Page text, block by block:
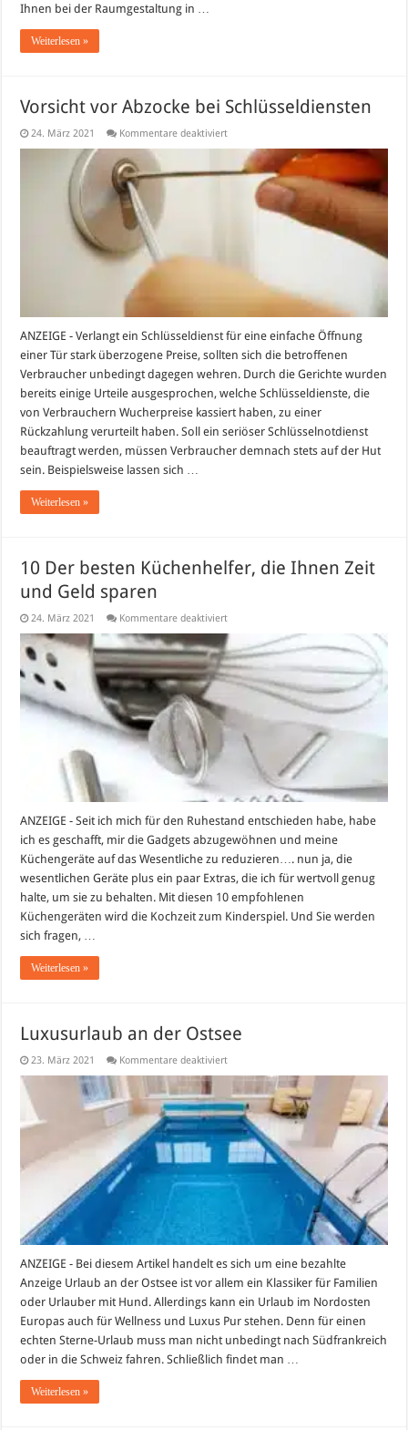
Ihnen bei der Raumgestaltung in …
Weiterlesen »
Vorsicht vor Abzocke bei Schlüsseldiensten
24. März 2021 Kommentare deaktiviertfür
Abzocke
bei
Schlüsseldiensten
ANZEIGE - Verlangt ein Schlüsseldienst für eine einfache Öffnung
einer Tür stark überzogene Preise, sollten sich die betroffenen
Verbraucher unbedingt dagegen wehren. Durch die Gerichte wurden
bereits einige Urteile ausgesprochen, welche Schlüsseldienste, die
von Verbrauchern Wucherpreise kassiert haben, zu einer
Rückzahlung verurteilt haben. Soll ein seriöser Schlüsselnotdienst
beauftragt werden, müssen Verbraucher demnach stets auf der Hut
sein. Beispielsweise lassen sich …
Weiterlesen »
10 Der besten Küchenhelfer, die Ihnen Zeit
und Geld sparen
24. März 2021 Kommentare deaktiviertfür
Der
besten
Küchenhelfer,
die
Ihnen
und
sparen
ANZEIGE - Seit ich mich für den Ruhestand entschieden habe, habe
ich es geschafft, mir die Gadgets abzugewöhnen und meine
Küchengeräte auf das Wesentliche zu reduzieren…. nun ja, die
wesentlichen Geräte plus ein paar Extras, die ich für wertvoll genug
halte, um sie zu behalten. Mit diesen 10 empfohlenen
Küchengeräten wird die Kochzeit zum Kinderspiel. Und Sie werden
sich fragen, …
Weiterlesen »
Luxusurlaub an der Ostsee
23. März 2021 Kommentare deaktiviertfür
der
Ostsee
ANZEIGE - Bei diesem Artikel handelt es sich um eine bezahlte
Anzeige Urlaub an der Ostsee ist vor allem ein Klassiker für Familien
oder Urlauber mit Hund. Allerdings kann ein Urlaub im Nordosten
Europas auch für Wellness und Luxus Pur stehen. Denn für einen
echten Sterne-Urlaub muss man nicht unbedingt nach Südfrankreich
oder in die Schweiz fahren. Schließlich findet man …
Weiterlesen »